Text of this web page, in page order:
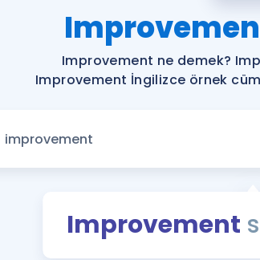
Improvement ne demek?
Improvement İngilizce örnek
Improvement